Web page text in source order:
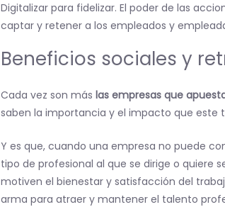
Digitalizar para fidelizar. El poder de las
captar y retener a los empleados y
Beneficios sociales y
Cada vez son más las empresas que
saben la importancia y el impacto que este
Y es que, cuando una empresa no puede
tipo de profesional al que se dirige o quiere
motiven el bienestar y satisfacción del
arma para atraer y mantener el talento